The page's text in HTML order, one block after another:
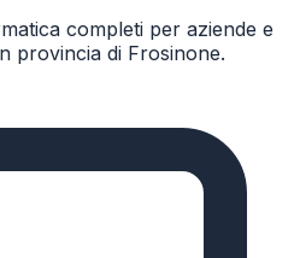
completi per aziende e
provincia di Frosinone.